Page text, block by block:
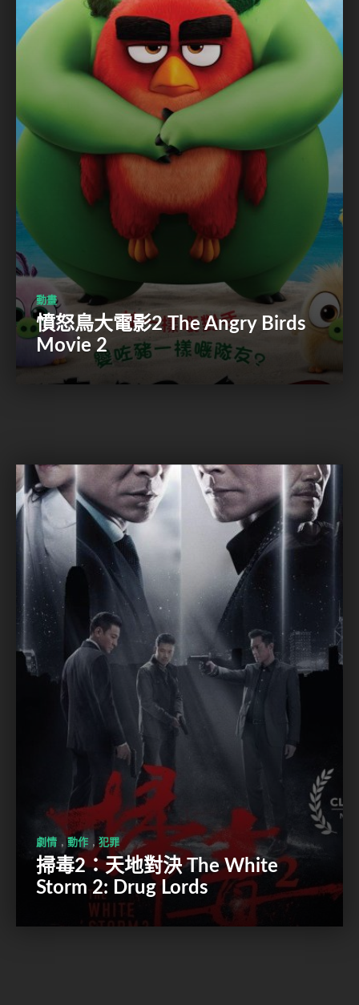
動畫
憤怒鳥大電影2 The Angry Birds
Movie 2
劇情 ,動作 , 犯罪
掃毒2：天地對決 The White
Storm 2: Drug Lords